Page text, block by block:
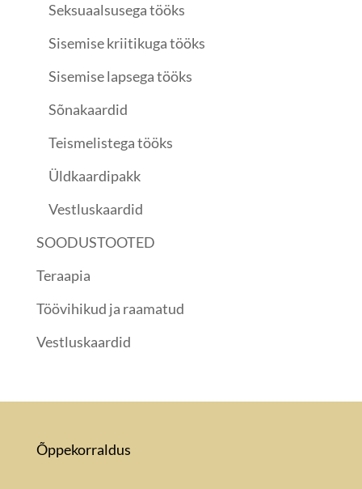
Seksuaalsusega tööks
Sisemise kriitikuga tööks
Sisemise lapsega tööks
Sõnakaardid
Teismelistega tööks
Üldkaardipakk
Vestluskaardid
SOODUSTOOTED
Teraapia
Töövihikud ja raamatud
Vestluskaardid
Õppekorraldus